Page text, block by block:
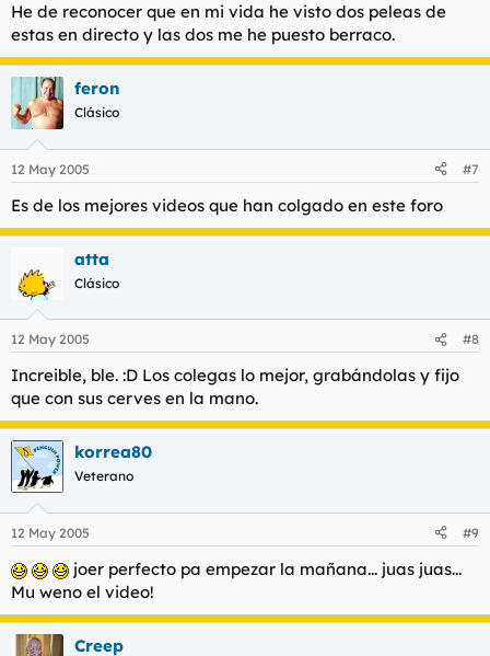
He de reconocer que en mi vida he visto dos peleas de
estas en directo y las dos me he puesto berraco.
feron
Clásico
12 May 2005 #7
Es de los mejores videos que han colgado en este foro
atta
Clásico
12 May 2005 #8
Increible, ble. :D Los colegas lo mejor, grabándolas y fijo
que con sus cerves en la mano.
korrea80
Veterano
12 May 2005 #9
joer perfecto pa empezar la mañana... juas juas...
Mu weno el video!
Creep